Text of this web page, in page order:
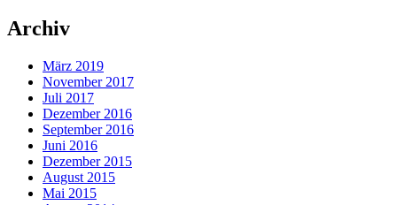
Archiv
März 2019
November 2017
Juli 2017
Dezember 2016
September 2016
Juni 2016
Dezember 2015
August 2015
Mai 2015